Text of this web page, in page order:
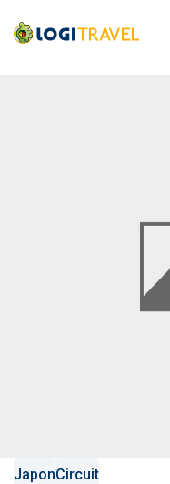
JaponCircuit